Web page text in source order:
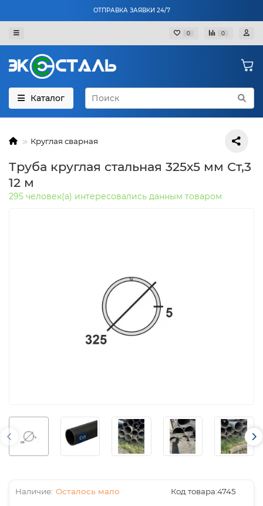
ОТПРАВКА ЗАЯВКИ 24/7
0 0
Каталог
Круглая сварная
Труба круглая стальная 325х5 мм Ст,3
12 м
295 человек(а) интересовались данным товаром
Осталось мало Код товара:4745